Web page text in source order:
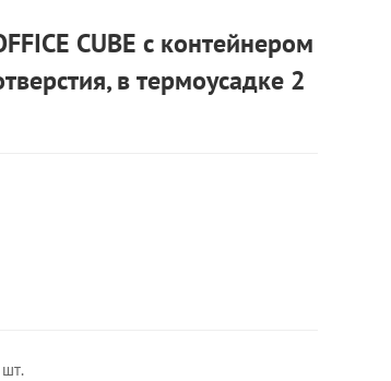
CUBE с контейнером
в термоусадке 2